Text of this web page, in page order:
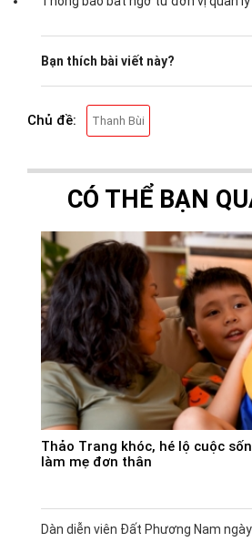
Bạn thích bài viết này?
Chủ đề: Thanh Bùi
CÓ THỂ BẠN
Thảo Trang khóc, hé lộ cuộc
làm mẹ đơn thân
Dàn diễn viên Đất Phương Nam